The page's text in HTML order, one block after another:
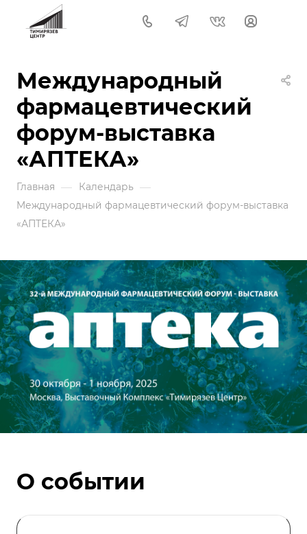
Международный
фармацевтический
форум-выставка
«АПТЕКА»
Главная — Календарь —
Международный фармацевтический форум-выставка
«АПТЕКА»
О событии